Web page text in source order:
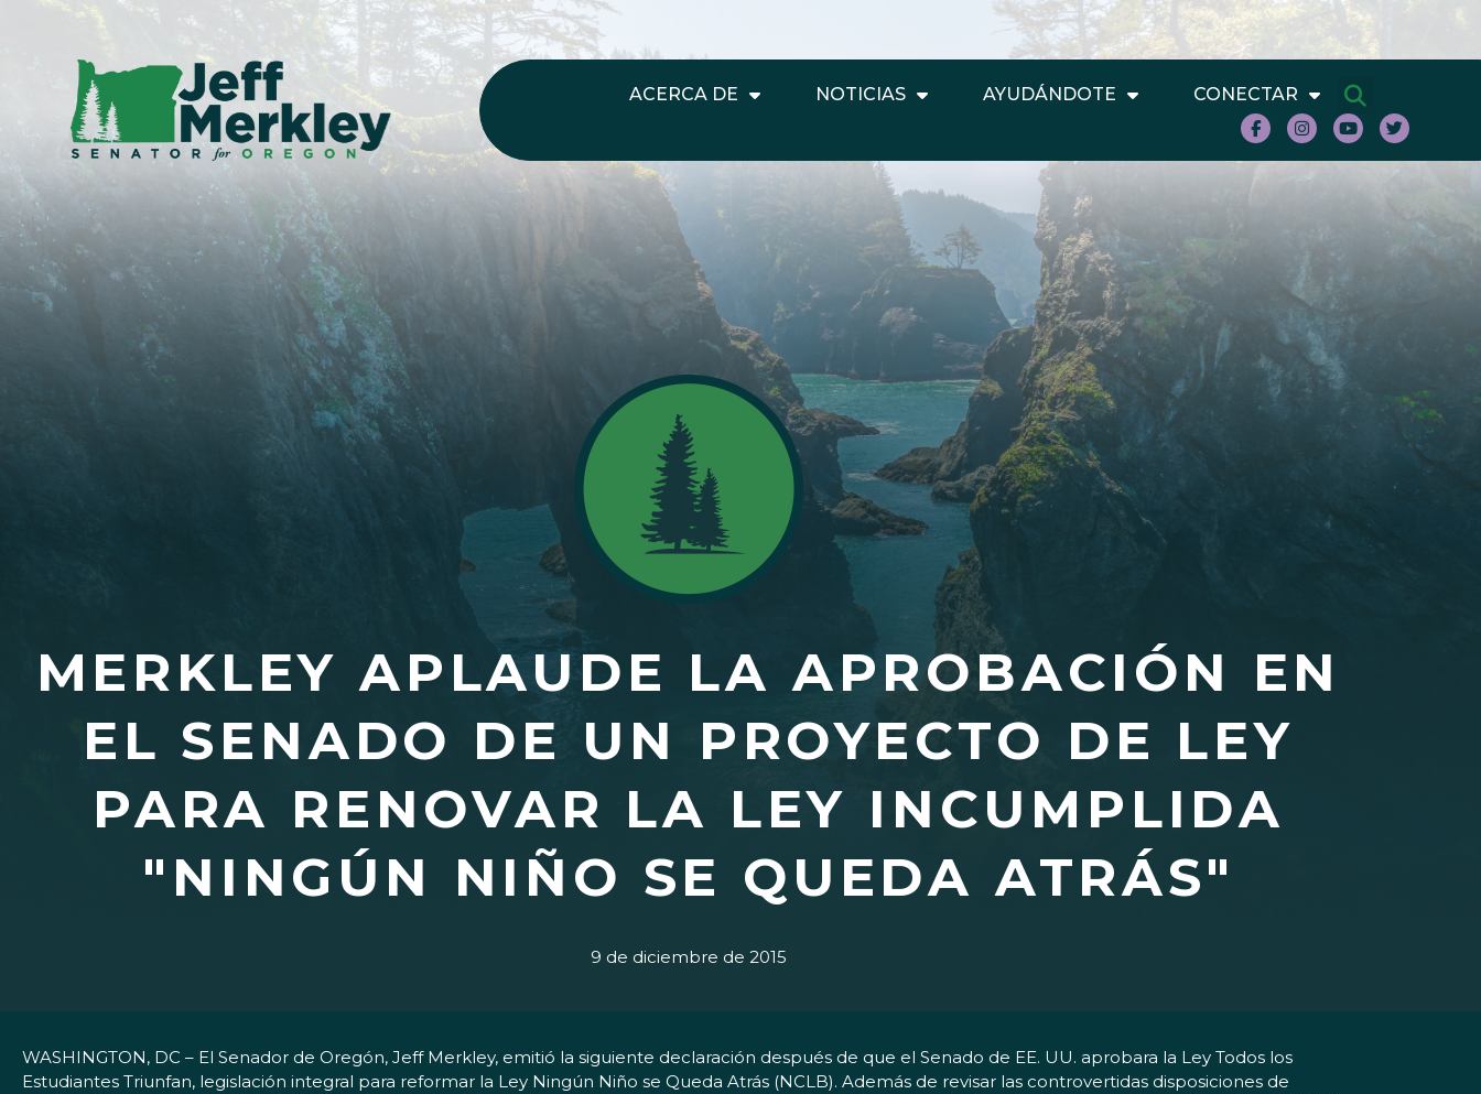
ACERCA DE NOTICIAS AYUDÁNDOTE CONECTAR
MERKLEY APLAUDE LA APROBACIÓN EN
EL SENADO DE UN PROYECTO DE LEY
PARA RENOVAR LA LEY INCUMPLIDA
"NINGÚN NIÑO SE QUEDA ATRÁS"
9 de diciembre de 2015
WASHINGTON, DC – El Senador de Oregón, Jeff Merkley, emitió la siguiente declaración después de que el Senado de EE. UU. aprobara la Ley Todos los
Estudiantes Triunfan, legislación integral para reformar la Ley Ningún Niño se Queda Atrás (NCLB). Además de revisar las controvertidas disposiciones de